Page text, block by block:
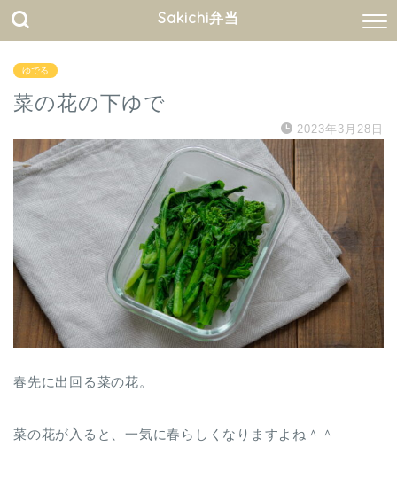
Sakichi弁当
ゆでる
菜の花の下ゆで
2023年3月28日
春先に出回る菜の花。
菜の花が入ると、一気に春らしくなりますよね＾＾